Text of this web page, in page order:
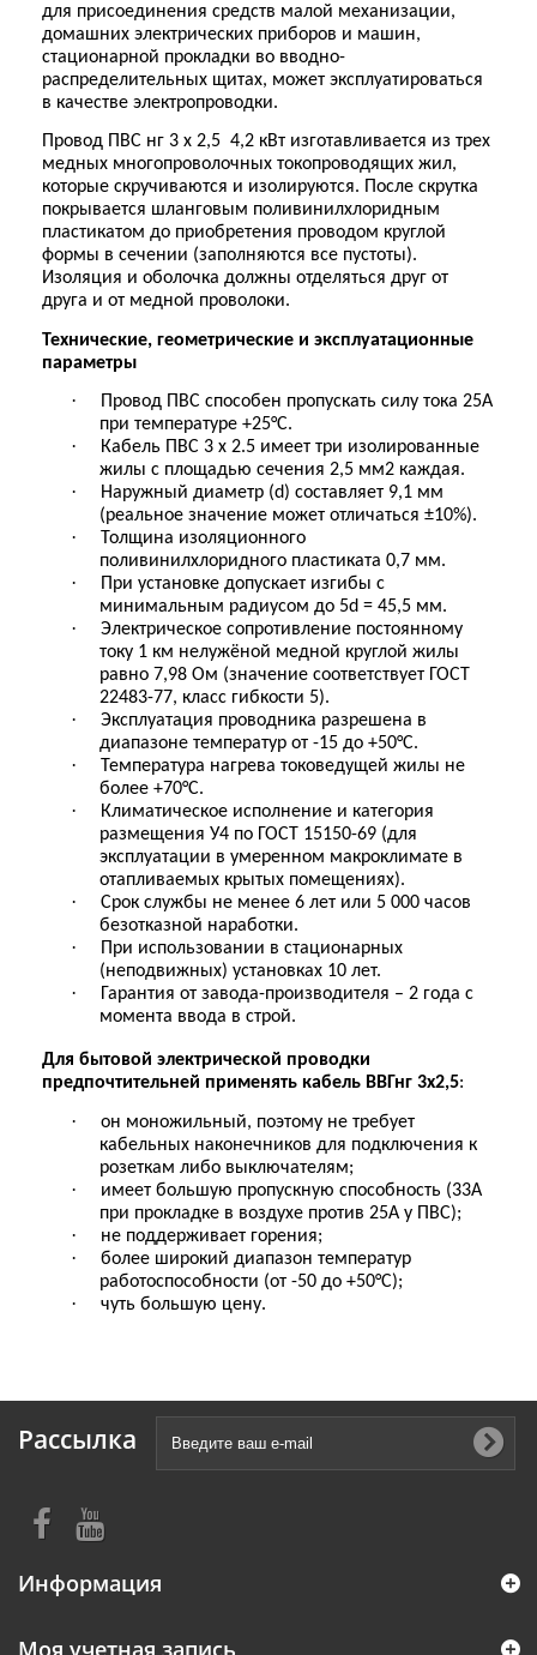
для присоединения средств малой механизации,
домашних электрических приборов и машин,
стационарной прокладки во вводно-
распределительных щитах, может эксплуатироваться
в качестве электропроводки.
Провод ПВС нг 3 х 2,5 4,2 кВт изготавливается из трех
медных многопроволочных токопроводящих жил,
которые скручиваются и изолируются. После скрутка
покрывается шланговым поливинилхлоридным
пластикатом до приобретения проводом круглой
формы в сечении (заполняются все пустоты).
Изоляция и оболочка должны отделяться друг от
друга и от медной проволоки.
Технические, геометрические и эксплуатационные
параметры
·
Провод ПВС способен пропускать силу тока 25А
при температуре +25°C.
·
Кабель ПВС 3 х 2.5 имеет три изолированные
жилы с площадью сечения 2,5 мм2 каждая.
·
Наружный диаметр (d) составляет 9,1 мм
(реальное значение может отличаться ±10%).
·
Толщина изоляционного
поливинилхлоридного пластиката 0,7 мм.
·
При установке допускает изгибы с
минимальным радиусом до 5d = 45,5 мм.
·
Электрическое сопротивление постоянному
току 1 км нелужёной медной круглой жилы
равно 7,98 Ом (значение соответствует ГОСТ
22483-77, класс гибкости 5).
·
Эксплуатация проводника разрешена в
диапазоне температур от -15 до +50°C.
·
Температура нагрева токоведущей жилы не
более +70°C.
·
Климатическое исполнение и категория
размещения У4 по ГОСТ 15150-69 (для
эксплуатации в умеренном макроклимате в
отапливаемых крытых помещениях).
·
Срок службы не менее 6 лет или 5 000 часов
безотказной наработки.
·
При использовании в стационарных
(неподвижных) установках 10 лет.
·
Гарантия от завода-производителя – 2 года с
момента ввода в строй.
Для бытовой электрической проводки
предпочтительней применять кабель ВВГнг 3х2,5:
·
он моножильный, поэтому не требует
кабельных наконечников для подключения к
розеткам либо выключателям;
·
имеет большую пропускную способность (33А
при прокладке в воздухе против 25А у ПВС);
· не поддерживает горения;
·
более широкий диапазон температур
работоспособности (от -50 до +50°C);
· чуть большую цену.
Рассылка
Информация
Моя учетная запись